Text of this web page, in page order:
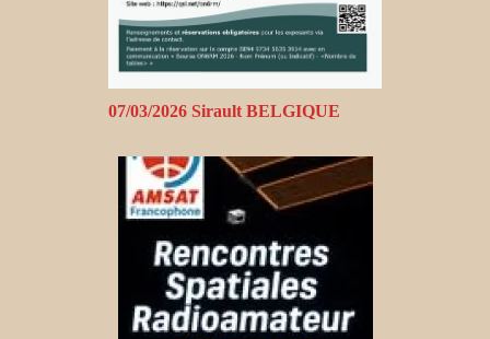
07/03/2026 Sirault BELGIQUE